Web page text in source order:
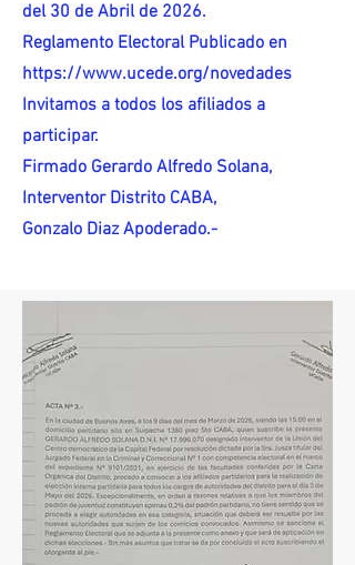
del 30 de Abril de 2026.
Reglamento Electoral Publicado en
https://www.ucede.org/novedades
Invitamos a todos los afiliados a
participar.
Firmado Gerardo Alfredo Solana,
Interventor Distrito CABA,
Gonzalo Diaz Apoderado.-